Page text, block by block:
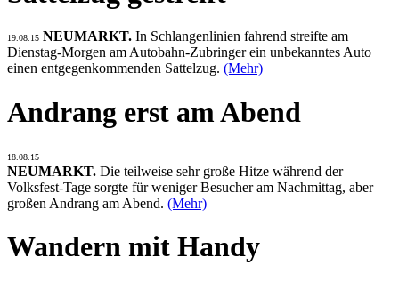
19.08.15 NEUMARKT. In Schlangenlinien fahrend streifte am
Dienstag-Morgen am Autobahn-Zubringer ein unbekanntes Auto
einen entgegenkommenden Sattelzug. (Mehr)
Andrang erst am Abend
18.08.15
NEUMARKT. Die teilweise sehr große Hitze während der
Volksfest-Tage sorgte für weniger Besucher am Nachmittag, aber
großen Andrang am Abend. (Mehr)
Wandern mit Handy